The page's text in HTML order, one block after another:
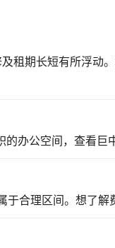
租期长短有所浮动
办公空间， 查看巨
于合理区间。想了解